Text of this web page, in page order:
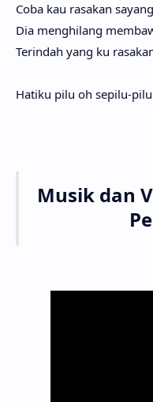
Coba kau rasakan
Dia menghilang
Terindah yang ku
Hatiku pilu oh sepilu-
Musik dan